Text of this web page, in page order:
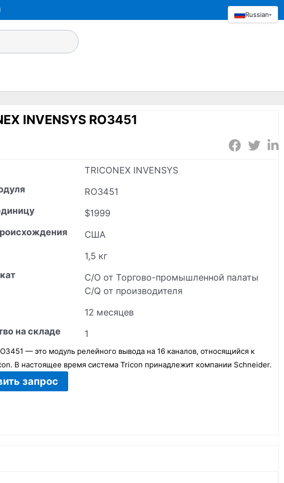
INVENSYS RO3451
TRICONEX INVENSYS
RO3451
$1999
США
1,5 кг
C/O от Торгово-промышленной палаты
C/Q от производителя
12 месяцев
на складе
1
— это модуль релейного вывода на 16 каналов, относящийся к
В настоящее время система Tricon принадлежит компании Schneider.
запрос
Russian▾